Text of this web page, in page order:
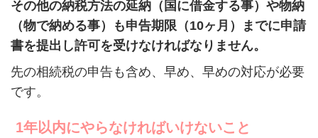
その他の納税方法の延納（国に借金する事）や物納
（物で納める事）も申告期限（10ヶ月）までに申請
書を提出し許可を受けなければなりません。
先の相続税の申告も含め、早め、早めの対応が必要
です。
1年以内にやらなければいけないこと